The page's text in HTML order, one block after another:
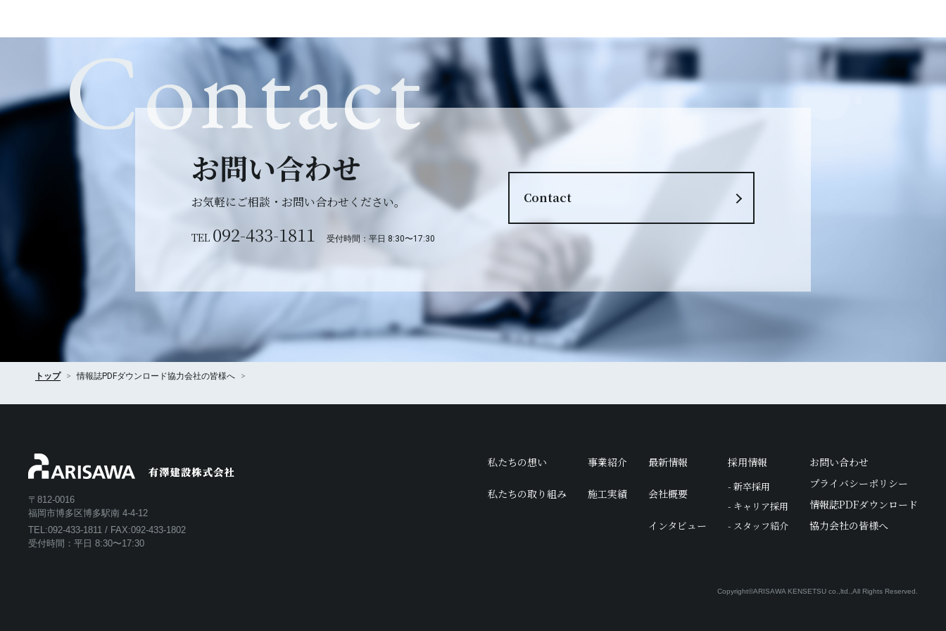
Contact
お問い合わせ
お気軽にご相談・ お問い合わせください。
TEL 092-433-1811 受付時間：平日 8:30〜17:30
Contact
トップ 情報誌PDFダウンロード協力会社の皆様へ
〒812-0016
福岡市博多区博多駅南 4-4-12
TEL:092-433-1811 / FAX:092-433-1802
受付時間：平日 8:30〜17:30
私たちの想い
私たちの取り組み
事業紹介
施工実績
最新情報
会社概要
インタビュー
採用情報
- 新卒採用
- キャリア採用
- スタッフ紹介
お問い合わせ
プライバシーポリシー
情報誌PDFダウンロード
協力会社の皆様へ
Copyright©ARISAWA KENSETSU co.,ltd., All Rights Reserved.